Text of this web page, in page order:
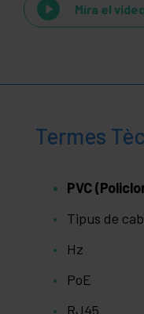
Mira el
Termes
PVC
Tipus de
Hz
PoE
RJ45